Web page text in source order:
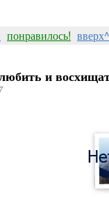
понравилось! вверх^
и